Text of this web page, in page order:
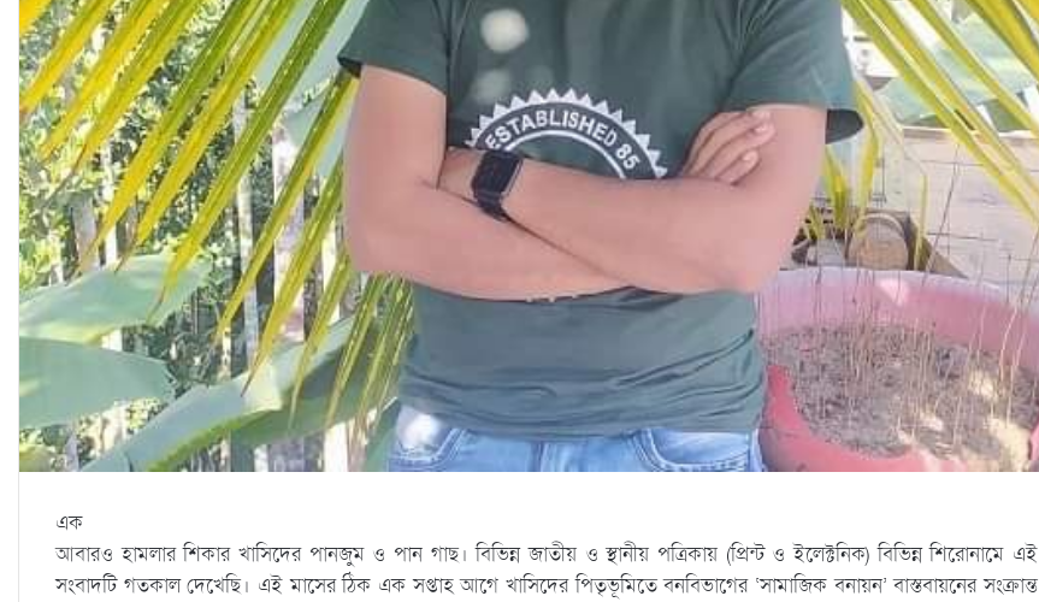
এক
আবারও হামলার শিকার খাসিদের পানজুম ও পান গাছ। বিভিন্ন জাতীয় ও স্থানীয় পত্রিকায় (প্রিন্ট ও ইলেক্টনিক) বিভিন্ন শিরোনামে এই
সংবাদটি গতকাল দেখেছি। এই মাসের ঠিক এক সপ্তাহ আগে খাসিদের পিতৃভূমিতে বনবিভাগের ‘সামাজিক বনায়ন’ বাস্তবায়নের সংক্রান্ত